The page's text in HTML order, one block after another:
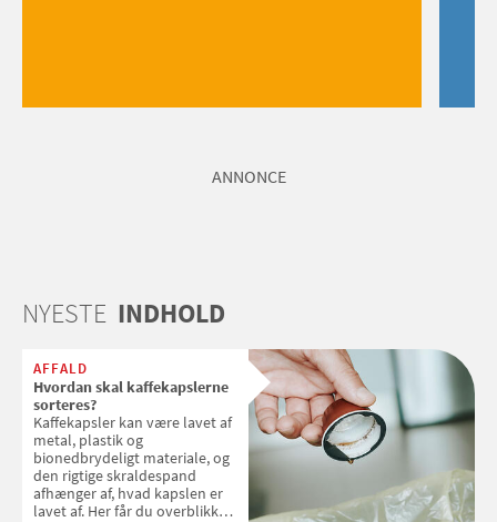
ANNONCE
NYESTE INDHOLD
AFFALD
Hvordan skal kaffekapslerne
sorteres?
Kaffekapsler kan være lavet af
metal, plastik og
bionedbrydeligt materiale, og
den rigtige skraldespand
afhænger af, hvad kapslen er
lavet af. Her får du overblikket